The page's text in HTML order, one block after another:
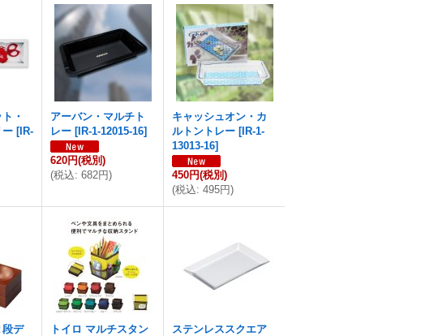
・
ー [IR-
アーバン・マルチト
レー [IR-1-12015-16]
620円(税別)
(税込: 682円)
キャッシュオン・カ
ルトントレー [IR-1-
13013-16]
450円(税別)
(税込: 495円)
段デ
トイロ マルチスタン
ステンレススクエア